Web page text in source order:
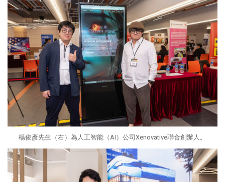
楊俊彥先生（右）為人工智能（AI）公司Xenovative聯合創辦人。